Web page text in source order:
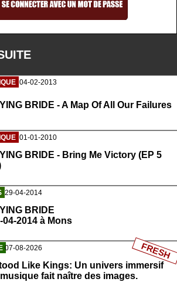
04-02-2013
BRIDE - A Map Of All Our Failures
01-01-2010
BRIDE - Bring Me Victory (EP 5
29-04-2014
BRIDE
04-2014 à Mons
07-08-2026
Like Kings: Un univers immersif
fait naître des images.
FRESH